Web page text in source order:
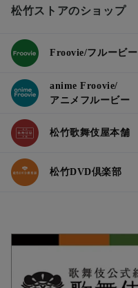
松竹ストアのショップ
Froovie/フルービー
anime Froovie/
アニメフルービー
松竹歌舞伎屋本舗
松竹DVD倶楽部